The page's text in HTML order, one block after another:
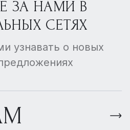
ЗА НАМИ В
СЕТЯХ
узнавать о новых